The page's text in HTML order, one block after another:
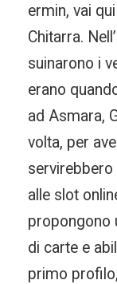
ermin, vai
Chitarra.
suinarono i
erano
ad Asmara,
volta, per
alle slot
propongono
di carte e
primo